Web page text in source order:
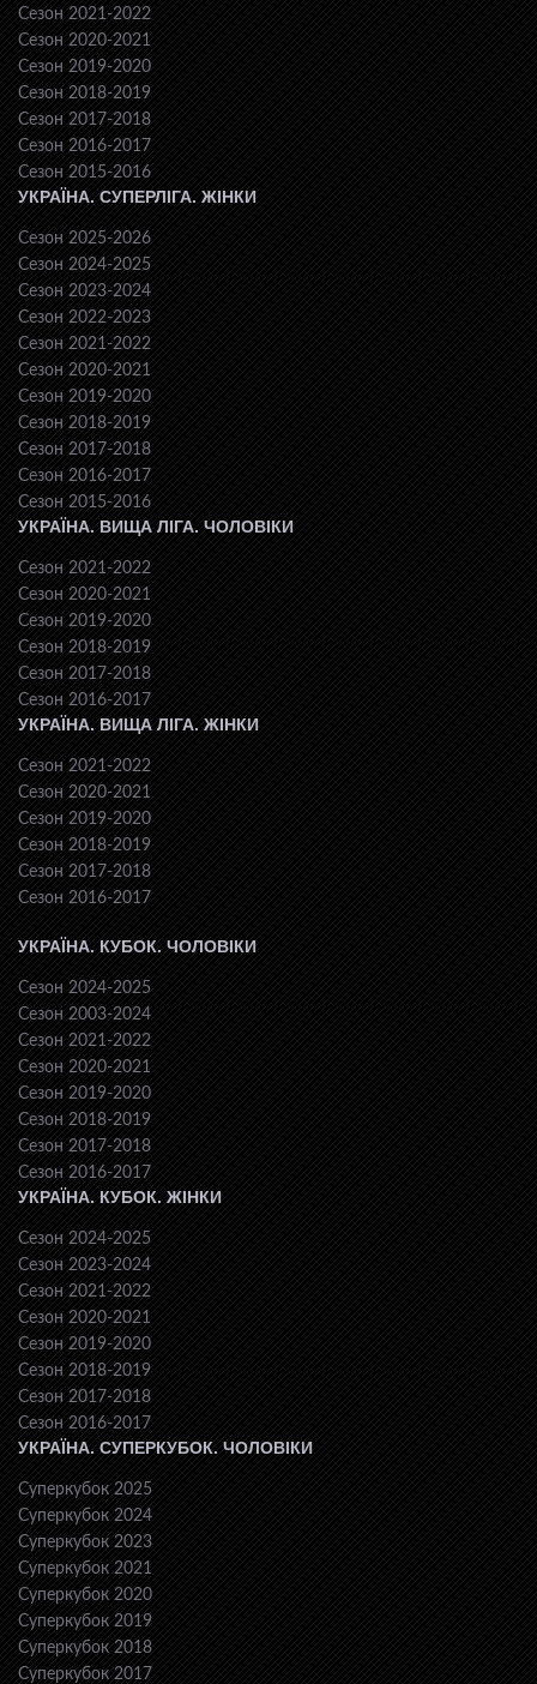
Сезон 2021-2022
Сезон 2020-2021
Сезон 2019-2020
Сезон 2018-2019
Сезон 2017-2018
Сезон 2016-2017
Сезон 2015-2016
УКРАЇНА. СУПЕРЛІГА. ЖІНКИ
Сезон 2025-2026
Сезон 2024-2025
Сезон 2023-2024
Сезон 2022-2023
Сезон 2021-2022
Сезон 2020-2021
Сезон 2019-2020
Сезон 2018-2019
Сезон 2017-2018
Сезон 2016-2017
Сезон 2015-2016
УКРАЇНА. ВИЩА ЛІГА. ЧОЛОВІКИ
Сезон 2021-2022
Сезон 2020-2021
Сезон 2019-2020
Сезон 2018-2019
Сезон 2017-2018
Сезон 2016-2017
УКРАЇНА. ВИЩА ЛІГА. ЖІНКИ
Сезон 2021-2022
Сезон 2020-2021
Сезон 2019-2020
Сезон 2018-2019
Сезон 2017-2018
Сезон 2016-2017
УКРАЇНА. КУБОК. ЧОЛОВІКИ
Сезон 2024-2025
Сезон 2003-2024
Сезон 2021-2022
Сезон 2020-2021
Сезон 2019-2020
Сезон 2018-2019
Сезон 2017-2018
Сезон 2016-2017
УКРАЇНА. КУБОК. ЖІНКИ
Сезон 2024-2025
Сезон 2023-2024
Сезон 2021-2022
Сезон 2020-2021
Сезон 2019-2020
Сезон 2018-2019
Сезон 2017-2018
Сезон 2016-2017
УКРАЇНА. СУПЕРКУБОК. ЧОЛОВІКИ
Суперкубок 2025
Суперкубок 2024
Суперкубок 2023
Суперкубок 2021
Суперкубок 2020
Суперкубок 2019
Суперкубок 2018
Суперкубок 2017